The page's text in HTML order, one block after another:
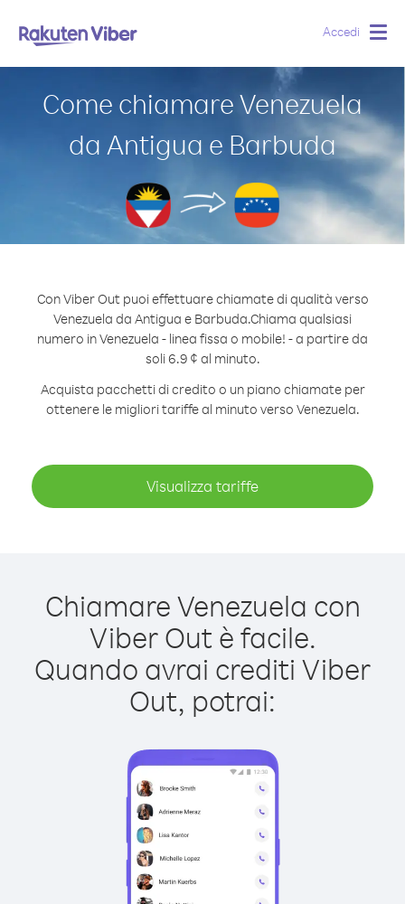
Accedi
Come chiamare Venezuela
da Antigua e Barbuda
Con Viber Out puoi effettuare chiamate di qualità verso
Venezuela da Antigua e Barbuda.Chiama qualsiasi
numero in Venezuela - linea fissa o mobile! - a partire da
soli 6.9 ¢ al minuto.
Acquista pacchetti di credito o un piano chiamate per
ottenere le migliori tariffe al minuto verso Venezuela.
Visualizza tariffe
Chiamare Venezuela con
Viber Out è facile.
Quando avrai crediti Viber
Out, potrai: